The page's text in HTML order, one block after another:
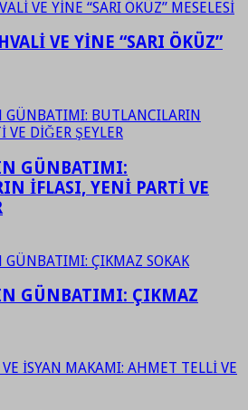
VE YİNE “SARI ÖKÜZ”
GÜNBATIMI:
İFLASI, YENİ PARTİ VE
GÜNBATIMI: ÇIKMAZ